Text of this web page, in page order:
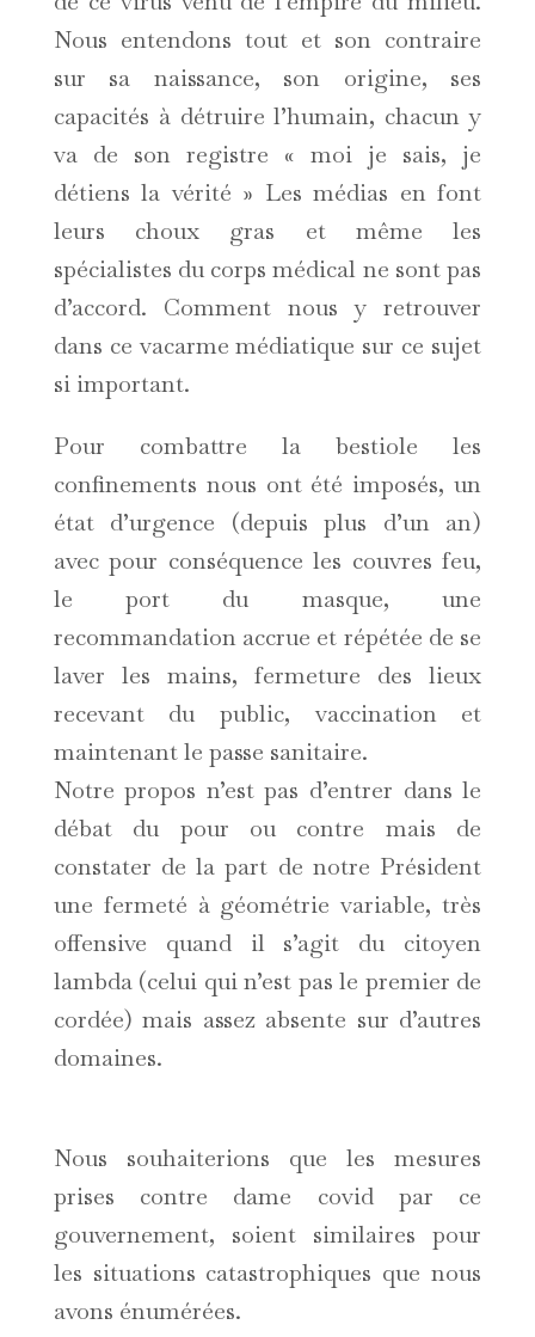
Nous entendons tout et son contraire
sur sa naissance, son origine, ses
capacités à détruire l’humain, chacun y
va de son registre « moi je sais, je
détiens la vérité » Les médias en font
leurs choux gras et même les
spécialistes du corps médical ne sont pas
d’accord. Comment nous y retrouver
dans ce vacarme médiatique sur ce sujet
si important.
Pour combattre la bestiole les
confinements nous ont été imposés, un
état d’urgence (depuis plus d’un an)
avec pour conséquence les couvres feu,
le port du masque, une
recommandation accrue et répétée de se
laver les mains, fermeture des lieux
recevant du public, vaccination et
maintenant le passe sanitaire.
Notre propos n’est pas d’entrer dans le
débat du pour ou contre mais de
constater de la part de notre Président
une fermeté à géométrie variable, très
offensive quand il s’agit du citoyen
lambda (celui qui n’est pas le premier de
cordée) mais assez absente sur d’autres
domaines.
Nous souhaiterions que les mesures
prises contre dame covid par ce
gouvernement, soient similaires pour
les situations catastrophiques que nous
avons énumérées.